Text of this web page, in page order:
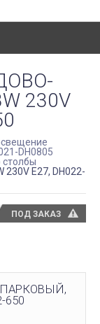
230V
DH0805
столбы
E27, DH022-
ПОД ЗАКАЗ
650